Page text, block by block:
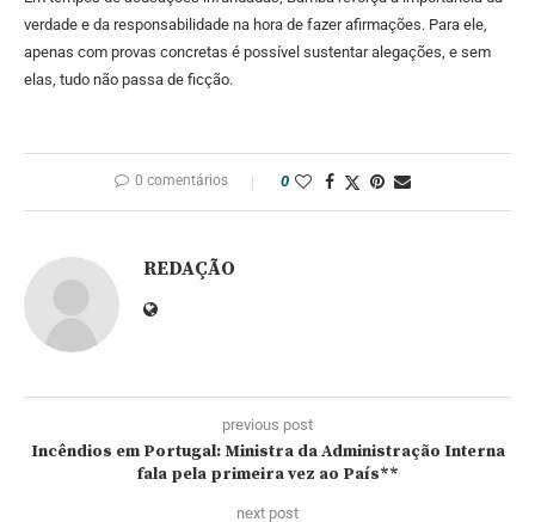
verdade e da responsabilidade na hora de fazer afirmações. Para ele,
apenas com provas concretas é possível sustentar alegações, e sem
elas, tudo não passa de ficção.
0 comentários 0
REDAÇÃO
previous post
Incêndios em Portugal: Ministra da Administração Interna
fala pela primeira vez ao País**
next post